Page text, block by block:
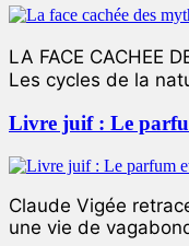
LA FACE CACHEE
Les cycles de la
Livre juif : Le
Claude Vigée
une vie de